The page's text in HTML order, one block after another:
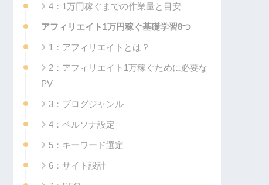
4：1万円稼ぐまでの作業量と目安
アフィリエイト1万円稼ぐ基礎学習8つ
1：アフィリエイトとは？
2：アフィリエイト1万稼ぐために必要な
PV
3：ブログジャンル
4：ペルソナ設定
5：キーワード選定
6：サイト設計